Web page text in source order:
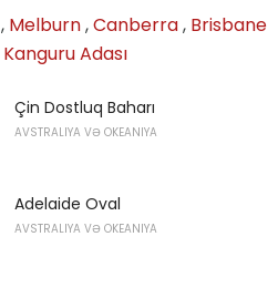
, Melburn,Canberra, Brisbane
Kanguru Adası
Çin Dostluq Baharı
AVSTRALIYA VƏ OKEANIYA
Adelaide Oval
AVSTRALIYA VƏ OKEANIYA